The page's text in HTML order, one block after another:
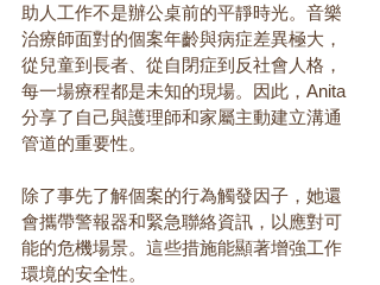
助人工作不是辦公桌前的平靜時光。音樂
治療師面對的個案年齡與病症差異極大，
從兒童到長者、從自閉症到反社會人格，
每一場療程都是未知的現場。因此，Anita
分享了自己與護理師和家屬主動建立溝通
管道的重要性。
除了事先了解個案的行為觸發因子，她還
會攜帶警報器和緊急聯絡資訊，以應對可
能的危機場景。這些措施能顯著增強工作
環境的安全性。